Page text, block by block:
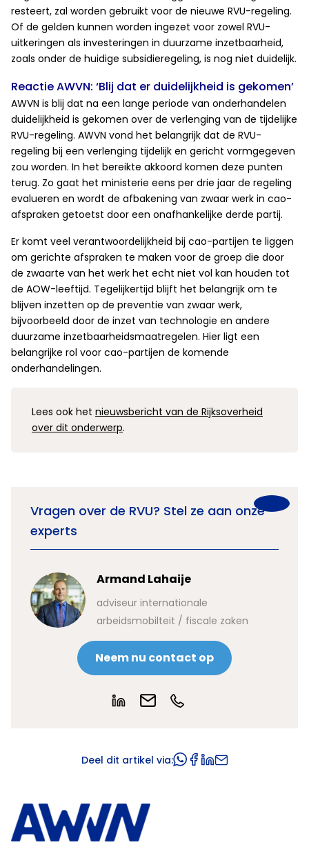
resteert, zal worden gebruikt voor de nieuwe RVU-regeling.
Of de gelden kunnen worden ingezet voor zowel RVU-
uitkeringen als investeringen in duurzame inzetbaarheid,
zoals onder de huidige subsidieregeling, is nog niet duidelijk.
Reactie AWVN: ‘Blij dat er duidelijkheid is gekomen’
AWVN is blij dat na een lange periode van onderhandelen
duidelijkheid is gekomen over de verlenging van de tijdelijke
RVU-regeling. AWVN vond het belangrijk dat de RVU-
regeling bij een verlenging tijdelijk en gericht vormgegeven
zou worden. In het bereikte akkoord komen deze punten
terug. Zo gaat het ministerie eens per drie jaar de regeling
evalueren en wordt de afbakening van zwaar werk in cao-
afspraken getoetst door een onafhankelijke derde partij.
Er komt veel verantwoordelijkheid bij cao-partijen te liggen
om gerichte afspraken te maken voor de groep die door
de zwaarte van het werk het echt niet vol kan houden tot
de AOW-leeftijd. Tegelijkertijd blijft het belangrijk om te
blijven inzetten op de preventie van zwaar werk,
bijvoorbeeld door de inzet van technologie en andere
duurzame inzetbaarheidsmaatregelen. Hier ligt een
belangrijke rol voor cao-partijen de komende
onderhandelingen.
Lees ook het nieuwsbericht van de Rijksoverheid
over dit onderwerp.
Vragen over de RVU? Stel ze aan onze
experts
Armand Lahaije
adviseur internationale
arbeidsmobilteit / fiscale zaken
Neem nu contact op
Deel dit artikel via: